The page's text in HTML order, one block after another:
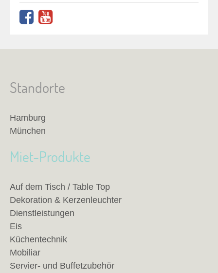
Standorte
Hamburg
München
Miet-Produkte
Auf dem Tisch / Table Top
Dekoration & Kerzenleuchter
Dienstleistungen
Eis
Küchentechnik
Mobiliar
Servier- und Buffetzubehör